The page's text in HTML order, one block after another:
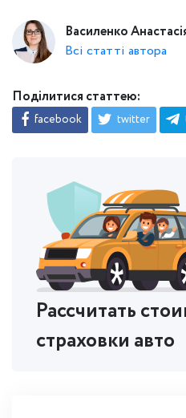
Рассчитать
страховки авто
Василенко
Всі статті автора
Поділитися статтею:
facebook twitter